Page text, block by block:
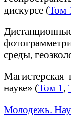
дискурсе (Том
среды,
науке» (Том 1 ,
Молодежь.